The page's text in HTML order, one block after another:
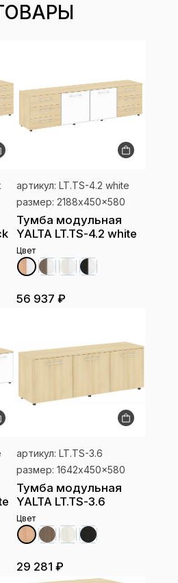
артикул: LT.TS-4.2 white
размер: 2188x450x580
Тумба модульная
YALTA LT.TS-4.2 white
Цвет
56 937 ₽
артикул: LT.TS-3.6
размер: 1642x450x580
Тумба модульная
YALTA LT.TS-3.6
Цвет
29 281 ₽